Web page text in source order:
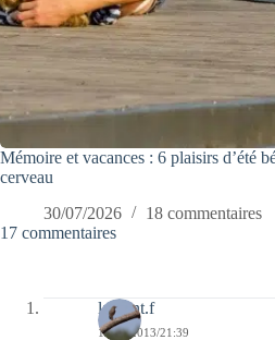
Mémoire et vacances : 6 plaisirs d’été
cerveau
30/07/2026
18 commentaires
17 commentaires
laurent.f
11/11/2013/21:39